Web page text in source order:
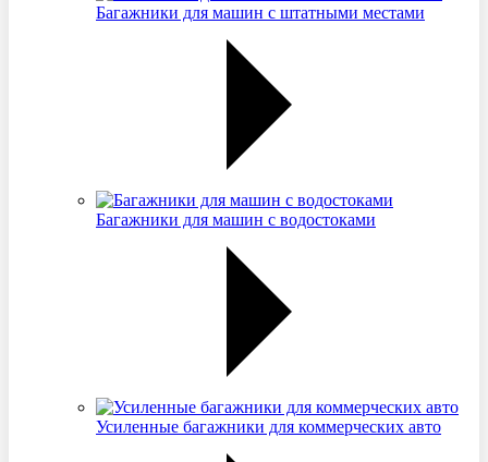
Багажники для машин с штатными местами
Багажники для машин с водостоками
Усиленные багажники для коммерческих авто